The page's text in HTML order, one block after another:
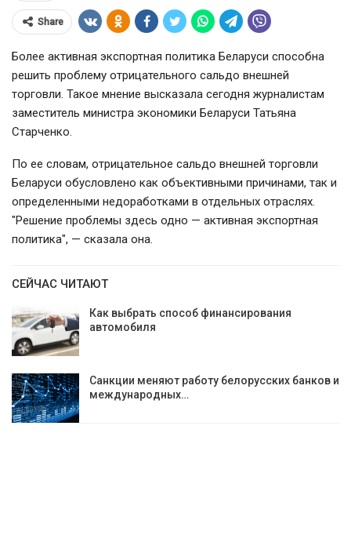
Share
Более активная экспортная политика Беларуси способна
решить проблему отрицательного сальдо внешней
торговли. Такое мнение высказала сегодня журналистам
заместитель министра экономики Беларуси Татьяна
Старченко.
По ее словам, отрицательное сальдо внешней торговли
Беларуси обусловлено как объективными причинами, так и
определенными недоработками в отдельных отраслях.
"Решение проблемы здесь одно — активная экспортная
политика", — сказала она.
СЕЙЧАС ЧИТАЮТ
Как выбрать способ финансирования
автомобиля
Санкции меняют работу белорусских банков и
международных…